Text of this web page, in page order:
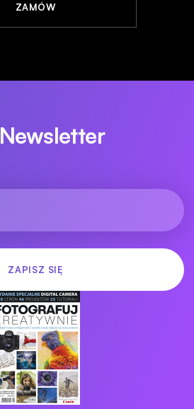
ZAMÓW
Newsletter